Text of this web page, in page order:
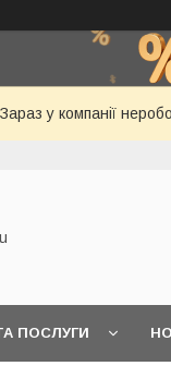
Зараз у компанії
ПОСЛУГИ